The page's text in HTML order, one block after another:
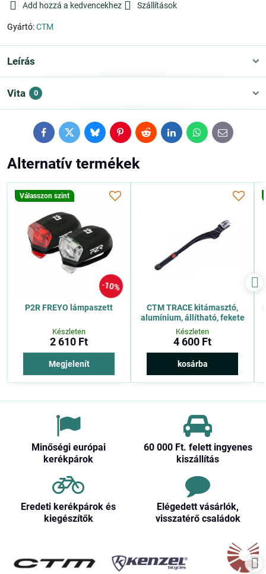
Add hozzá a kedvencekhez Szállítások
Gyártó:CTM
Leírás
Vita 0
FacebookTwitterBlueskyPinterestRedditLinkedInWhatsApp
E-
mail
Alternatív termékek
10%
Válasszon szint
P2R FREYO lámpaszett
Készleten
2 610 Ft
Megjelenít
CTM TRACE kitámasztó,
alumínium, állítható, fekete
Készleten
4 600 Ft
kosárba
Minőségi európai
kerékpárok
60 000 Ft​. felett ingyenes
kiszállítás
Eredeti kerékpárok és
kiegészítők
Elégedett vásárlók,
visszatérő családok